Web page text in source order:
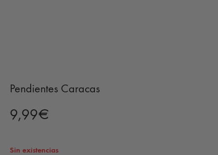
Pendientes Caracas
9,99€
Sin existencias